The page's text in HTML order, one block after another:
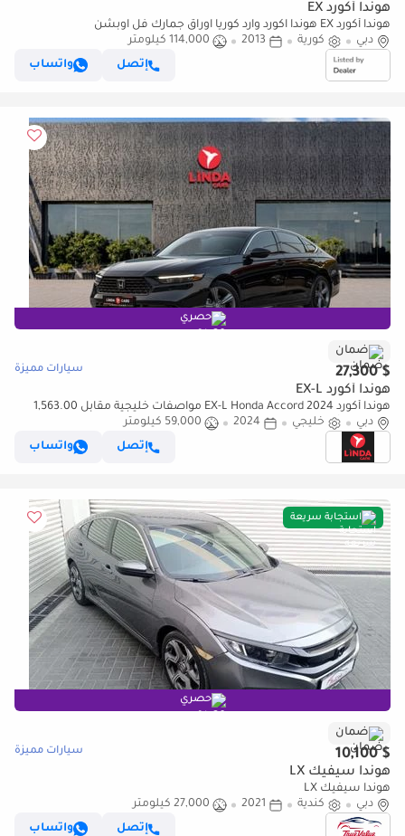
هوندا أكورد EX
هوندا أكورد EX هوندا اكورد وارد كوريا اوراق جمارك فل اوبشن
دبي
كورية 2013
114,000 كيلومتر
إتصل
واتساب
حصري
ضمان
$ 27,300 سيارات مميزة
هوندا أكورد EX-L
هوندا أكورد EX-L Honda Accord 2024 مواصفات خليجية مقابل 1,563.00
AED شهريًادبي خليجي 2024
59,000 كيلومتر
إتصل
واتساب
استجابة سريعة
حصري
ضمان
$ 10,100 سيارات مميزة
هوندا سيفيك LX
هوندا سيفيك LX
دبي
كندية 2021
27,000 كيلومتر
إتصل
واتساب